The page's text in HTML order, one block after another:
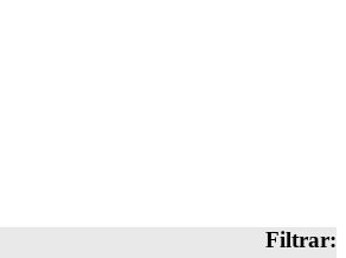
Filtrar: